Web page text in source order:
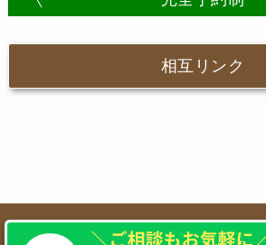
相互リンク